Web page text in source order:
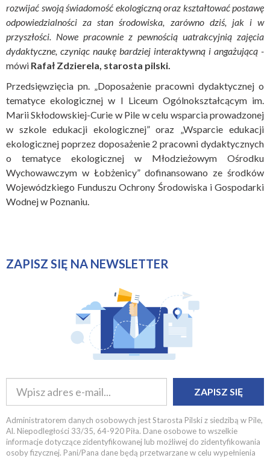
rozwijać swoją świadomość ekologiczną oraz kształtować postawę
odpowiedzialności za stan środowiska, zarówno dziś, jak i w
przyszłości. Nowe pracownie z pewnością uatrakcyjnią zajęcia
dydaktyczne, czyniąc naukę bardziej interaktywną i angażującą -
mówi Rafał Zdzierela, starosta pilski.
Przedsięwzięcia pn. „Doposażenie pracowni dydaktycznej o
tematyce ekologicznej w I Liceum Ogólnokształcącym im.
Marii Skłodowskiej-Curie w Pile w celu wsparcia prowadzonej
w szkole edukacji ekologicznej” oraz „Wsparcie edukacji
ekologicznej poprzez doposażenie 2 pracowni dydaktycznych
o tematyce ekologicznej w Młodzieżowym Ośrodku
Wychowawczym w Łobżenicy” dofinansowano ze środków
Wojewódzkiego Funduszu Ochrony Środowiska i Gospodarki
Wodnej w Poznaniu.
ZAPISZ SIĘ NA NEWSLETTER
ZAPISZ SIĘ
Administratorem danych osobowych jest Starosta Pilski z siedzibą w Pile,
Al. Niepodległości 33/35, 64-920 Piła. Dane osobowe to wszelkie
informacje dotyczące zidentyfikowanej lub możliwej do zidentyfikowania
osoby fizycznej. Pani/Pana dane będą przetwarzane w celu wypełnienia